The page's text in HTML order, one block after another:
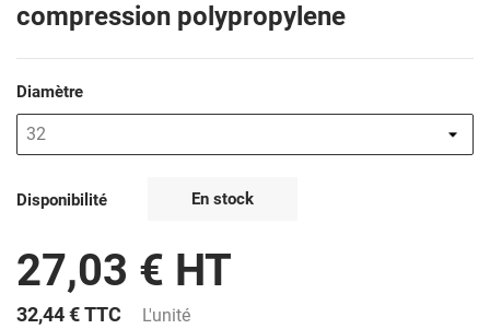
compression polypropylene
Diamètre
Disponibilité En stock
27,03 € HT
32,44 €TTC L'unité